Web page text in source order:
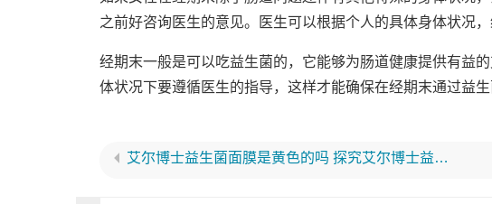
之前好咨询医生的意见。医生可以根据个人的具体身体状况，
经期末一般是可以吃益生菌的，它能够为肠道健康提供有益
体状况下要遵循医生的指导，这样才能确保在经期末通过益
艾尔博士益生菌面膜是黄色的吗 探究艾尔博士益生菌面膜颜色